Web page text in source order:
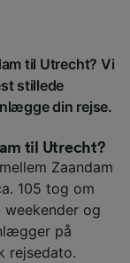
til Utrecht? Vi
stillede
din rejse.
til Utrecht?
Zaandam
105 tog om
og
på
rejsedato.